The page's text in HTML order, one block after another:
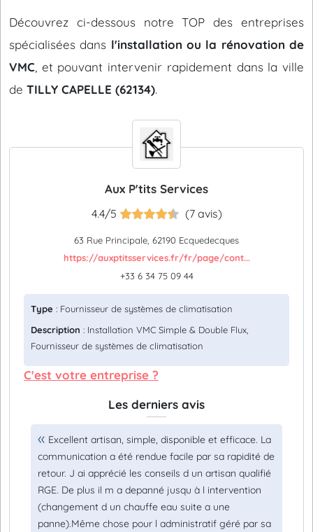
Découvrez ci-dessous notre TOP des entreprises
spécialisées dans l'installation ou la rénovation de
VMC , et pouvant intervenir rapidement dans la ville
de TILLY CAPELLE (62134).
Aux P'tits Services
4.4/5 (7 avis)
63 Rue Principale, 62190 Ecquedecques
https://auxptitsservices.fr/fr/page/cont...
+33 6 34 75 09 44
Type : Fournisseur de systèmes de climatisation
Description : Installation VMC Simple & Double Flux,
Fournisseur de systèmes de climatisation
C'est votre entreprise ?
Les derniers avis
Excellent artisan, simple, disponible et efficace. La
communication a été rendue facile par sa rapidité de
retour. J ai apprécié les conseils d un artisan qualifié
RGE. De plus il m a depanné jusqu à l intervention
(changement d un chauffe eau suite a une
panne).Même chose pour l administratif géré par sa